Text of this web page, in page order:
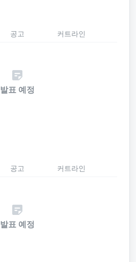
공고 커트라인
발표 예정
공고 커트라인
발표 예정